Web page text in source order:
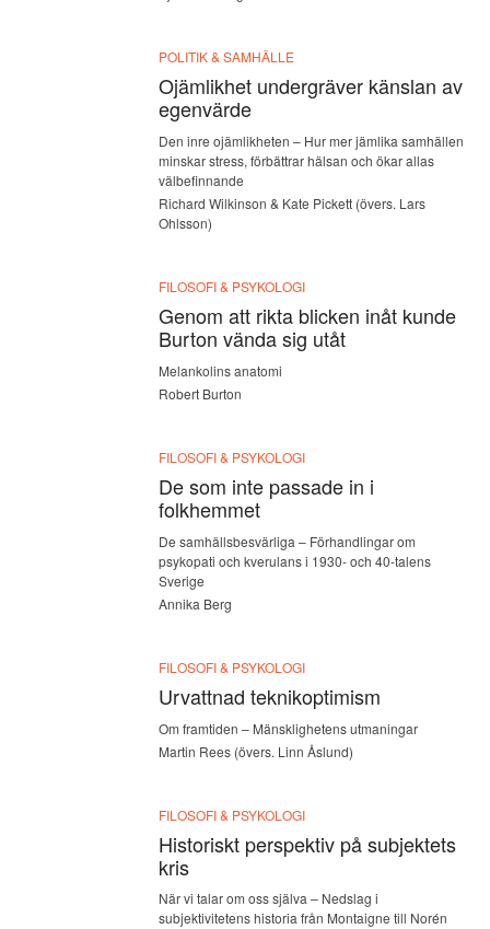
POLITIK & SAMHÄLLE
Ojämlikhet undergräver känslan av
egenvärde
Den inre ojämlikheten – Hur mer jämlika samhällen
minskar stress, förbättrar hälsan och ökar allas
välbefinnande
Richard Wilkinson & Kate Pickett (övers. Lars
Ohlsson)
FILOSOFI & PSYKOLOGI
Genom att rikta blicken inåt kunde
Burton vända sig utåt
Melankolins anatomi
Robert Burton
FILOSOFI & PSYKOLOGI
De som inte passade in i
folkhemmet
De samhällsbesvärliga – Förhandlingar om
psykopati och kverulans i 1930- och 40-talens
Sverige
Annika Berg
FILOSOFI & PSYKOLOGI
Urvattnad teknikoptimism
Om framtiden – Mänsklighetens utmaningar
Martin Rees (övers. Linn Åslund)
FILOSOFI & PSYKOLOGI
Historiskt perspektiv på subjektets
kris
När vi talar om oss själva – Nedslag i
subjektivitetens historia från Montaigne till Norén